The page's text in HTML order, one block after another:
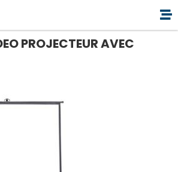
PROJECTEUR AVEC